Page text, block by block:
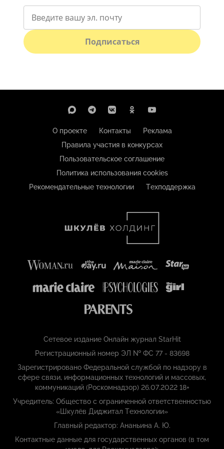
Подписаться
О проекте Контакты
Реклама
Правила участия в конкурсах
Пользовательское соглашение
Политика использования cookies
Рекомендательные технологии
Техподдержка
Сетевое издание Онлайн журнал StarHit
Регистрационный номер ЭЛ № ФС 77 - 83698
Зарегистрировано Федеральной службой по надзору в
сфере связи, информационных технологий и массовых,
коммуникаций (Роскомнадзор) 26.07.2022 18+
Учредитель: Общество с ограниченной ответственностью
«Шкулёв Диджитал Технологии»
Главный редактор: Ананьина А. Ю.
Контактные данные для государственных органов (в том